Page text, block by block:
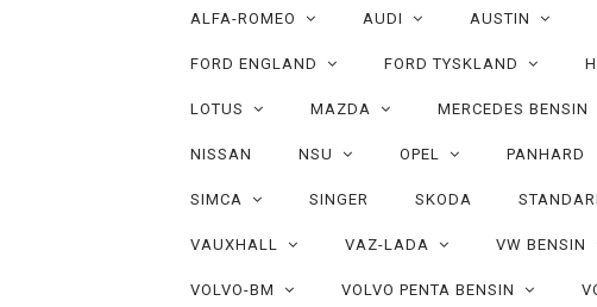
ALFA-ROMEO AUDI AUSTIN
FORD ENGLAND FORD TYSKLAND
LOTUS MAZDA MERCEDES BENSIN
NISSAN NSU OPEL PANHARD
SIMCA SINGER SKODA
VAUXHALL VAZ-LADA VW BENSIN
VOLVO-BM VOLVO PENTA BENSIN